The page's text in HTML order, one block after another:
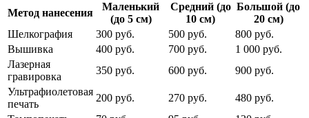
Метод нанесения
Маленький
(до 5 см)
Средний (до
10 см)
Большой (до
20 см)
Шелкография
300 руб. 500 руб.
800 руб.
Вышивка
400 руб. 700 руб.
1 000 руб.
Лазерная
гравировка
350 руб. 600 руб.
900 руб.
Ультрафиолетовая
печать
200 руб. 270 руб.
480 руб.